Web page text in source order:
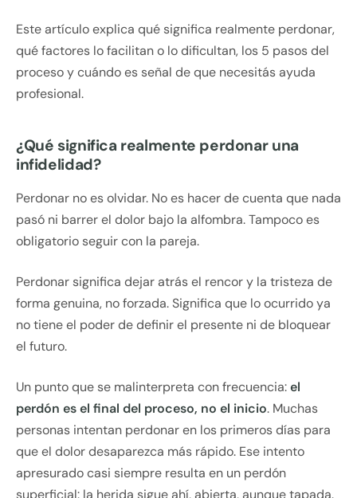
Este artículo explica qué significa realmente perdonar,
qué factores lo facilitan o lo dificultan, los 5 pasos del
proceso y cuándo es señal de que necesitás ayuda
profesional.
¿Qué significa realmente perdonar una
infidelidad?
Perdonar no es olvidar. No es hacer de cuenta que nada
pasó ni barrer el dolor bajo la alfombra. Tampoco es
obligatorio seguir con la pareja.
Perdonar significa dejar atrás el rencor y la tristeza de
forma genuina, no forzada. Significa que lo ocurrido ya
no tiene el poder de definir el presente ni de bloquear
el futuro.
Un punto que se malinterpreta con frecuencia:el
perdón es el final del proceso, no el inicio. Muchas
personas intentan perdonar en los primeros días para
que el dolor desaparezca más rápido. Ese intento
apresurado casi siempre resulta en un perdón
superficial: la herida sigue ahí, abierta, aunque tapada.